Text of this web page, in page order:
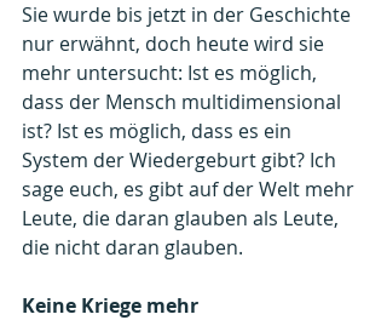
Sie wurde bis jetzt in der Geschichte
nur erwähnt, doch heute wird sie
mehr untersucht: Ist es möglich,
dass der Mensch multidimensional
ist? Ist es möglich, dass es ein
System der Wiedergeburt gibt? Ich
sage euch, es gibt auf der Welt mehr
Leute, die daran glauben als Leute,
die nicht daran glauben.
Keine Kriege mehr